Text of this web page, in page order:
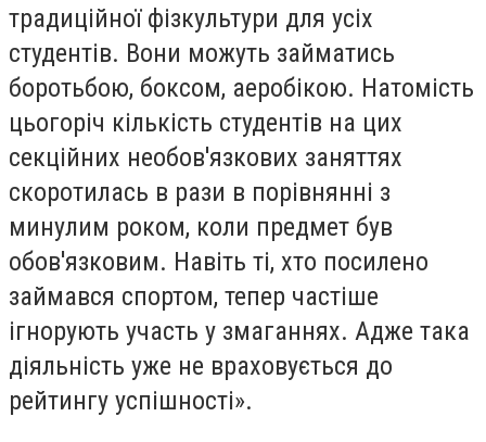
традиційної фізкультури для усіх
студентів. Вони можуть займатись
боротьбою, боксом, аеробікою. Натомість
цьогоріч кількість студентів на цих
секційних необов'язкових заняттях
скоротилась в рази в порівнянні з
минулим роком, коли предмет був
обов'язковим. Навіть ті, хто посилено
займався спортом, тепер частіше
ігнорують участь у змаганнях. Адже така
діяльність уже не враховується до
рейтингу успішності».